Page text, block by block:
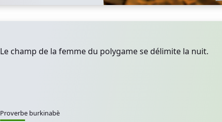
Le champ de la femme du polygame se délimite la nuit.
Proverbe burkinabè